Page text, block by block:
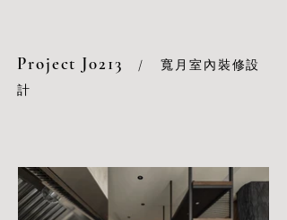
Project J0213 /
寬月室內裝修設
計